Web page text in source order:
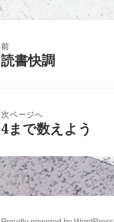
前
前
読書快調
次ページへ
次
投
稿:
4まで数えよう